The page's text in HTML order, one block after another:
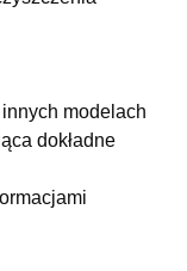
modelach
dokładne